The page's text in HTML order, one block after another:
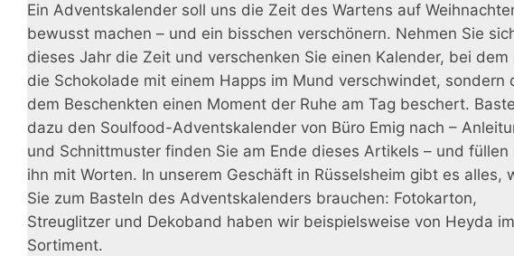
Ein Adventskalender soll uns die Zeit des Wartens auf
bewusst machen – und ein bisschen verschönern. Nehmen Sie
dieses Jahr die Zeit und verschenken Sie einen Kalender, bei dem
die Schokolade mit einem Happs im Mund verschwindet, sondern
dem Beschenkten einen Moment der Ruhe am Tag beschert.
dazu den Soulfood-Adventskalender von Büro Emig nach –
und Schnittmuster finden Sie am Ende dieses Artikels – und füllen
ihn mit Worten. In unserem Geschäft in Rüsselsheim gibt es alles,
Sie zum Basteln des Adventskalenders brauchen: Fotokarton,
Streuglitzer und Dekoband haben wir beispielsweise von Heyda im
Sortiment.